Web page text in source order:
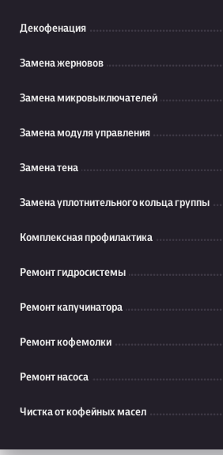
Декофенация
Замена жерновов
Замена микровыключателей
Замена модуля управления
Замена тена
Замена уплотнительного кольца группы
Комплексная профилактика
Ремонт гидросистемы
Ремонт капучинатора
Ремонт кофемолки
Ремонт насоса
Чистка от кофейных масел